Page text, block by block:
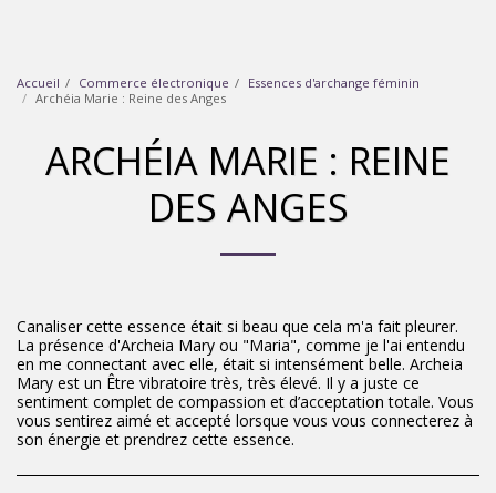
Accueil Commerce électronique
Essences d'archange féminin
Archéia Marie : Reine des Anges
ARCHÉIA MARIE : REINE
DES ANGES
Canaliser cette essence était si beau que cela m'a fait pleurer.
La présence d'Archeia Mary ou "Maria", comme je l'ai entendu
en me connectant avec elle, était si intensément belle. Archeia
Mary est un Être vibratoire très, très élevé. Il y a juste ce
sentiment complet de compassion et d’acceptation totale. Vous
vous sentirez aimé et accepté lorsque vous vous connecterez à
son énergie et prendrez cette essence.